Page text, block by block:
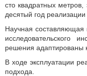
сто квадратных
десятый год реализации
Научная составляющая
исследовательского
решения адаптированы
В ходе эксплуатации
подхода.